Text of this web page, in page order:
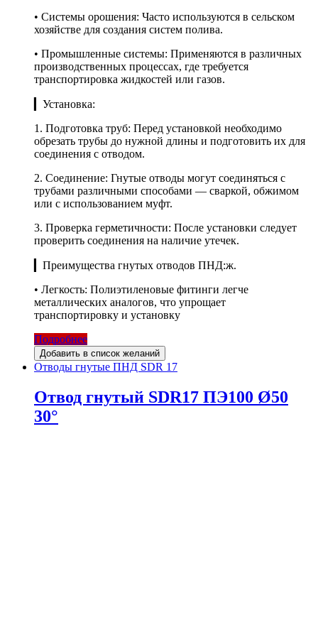
• Системы орошения: Часто используются в сельском
хозяйстве для создания систем полива.
• Промышленные системы: Применяются в различных
производственных процессах, где требуется
транспортировка жидкостей или газов.
▎Установка:
1. Подготовка труб: Перед установкой необходимо
обрезать трубы до нужной длины и подготовить их для
соединения с отводом.
2. Соединение: Гнутые отводы могут соединяться с
трубами различными способами — сваркой, обжимом
или с использованием муфт.
3. Проверка герметичности: После установки следует
проверить соединения на наличие утечек.
▎Преимущества гнутых отводов ПНД:ж.
• Легкость: Полиэтиленовые фитинги легче
металлических аналогов, что упрощает
транспортировку и установку
Подробнее
Добавить в список желаний
Отводы гнутые ПНД SDR 17
Отвод гнутый SDR17 ПЭ100 Ø50
30°